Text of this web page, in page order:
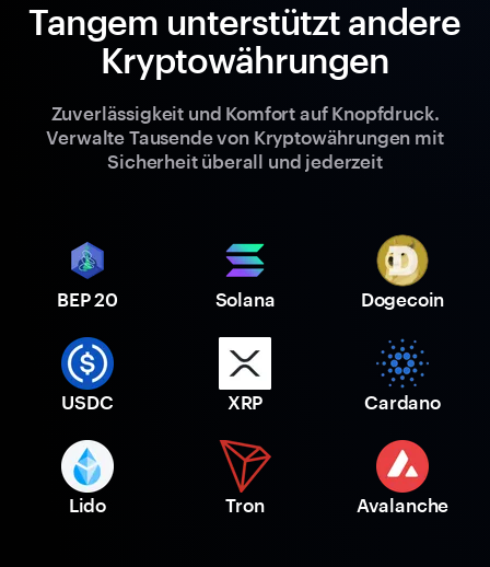
Tangem unterstützt andere
Kryptowährungen
Zuverlässigkeit und Komfort auf Knopfdruck.
Verwalte Tausende von Kryptowährungen mit
Sicherheit überall und jederzeit
BEP 20 Solana Dogecoin
USDC XRP Cardano
Lido Tron Avalanche